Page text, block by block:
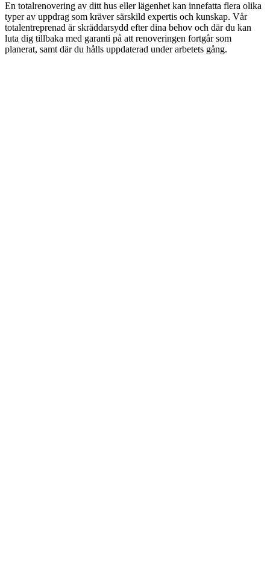
En totalrenovering av ditt hus eller lägenhet kan innefatta flera olika
typer av uppdrag som kräver särskild expertis och kunskap. Vår
totalentreprenad är skräddarsydd efter dina behov och där du kan
luta dig tillbaka med garanti på att renoveringen fortgår som
planerat, samt där du hålls uppdaterad under arbetets gång.